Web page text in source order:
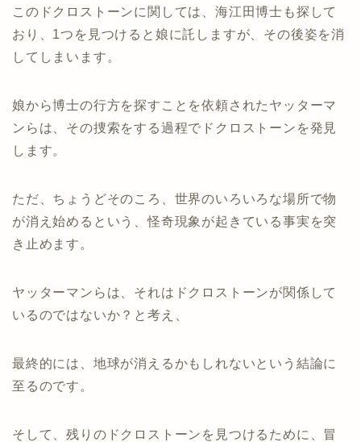
このドクロストーンに関しては、海江田博士も探して
おり、1つを見つけると娘に託しますが、その後姿を消
してしまいます。
娘から博士の行方を探すことを依頼されたヤッターマ
ンらは、その捜索をする過程でドクロストーンを発見
します。
ただ、ちょうどそのころ、世界のいろいろな場所で物
が消え始めるという、怪奇現象が起きている事実を突
き止めます。
ヤッターマンらは、それはドクロストーンが関係して
いるのではないか？と考え、
最終的には、地球が消えるかもしれないという結論に
至るのです。
そして、残りのドクロストーンを見つけるために、冒